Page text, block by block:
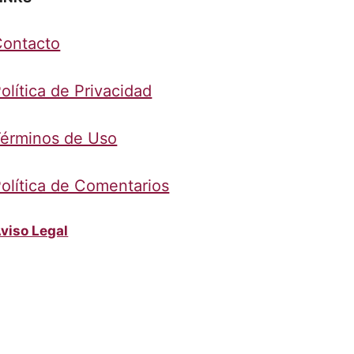
de Privacidad
de Uso
de Comentarios
Legal